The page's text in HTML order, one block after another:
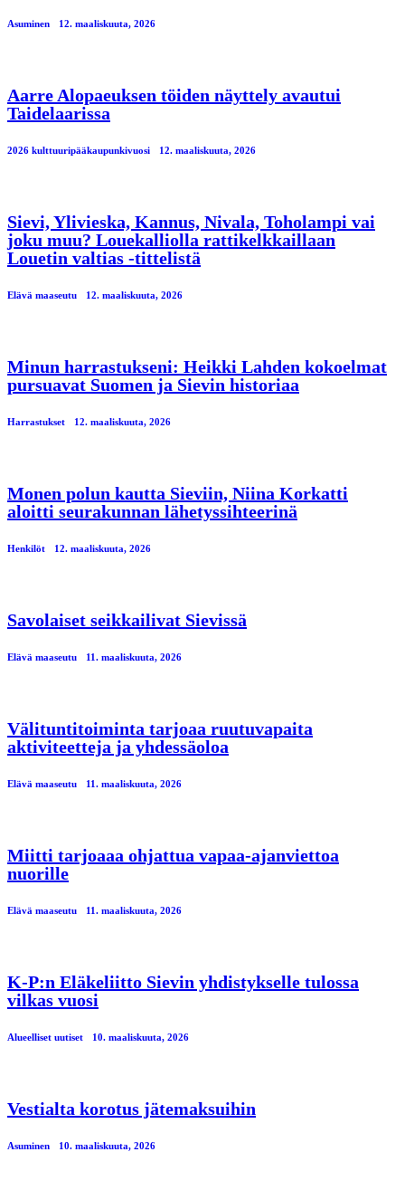
Asuminen 12. maaliskuuta, 2026
Aarre Alopaeuksen töiden näyttely avautui
Taidelaarissa
2026 kulttuuripääkaupunkivuosi 12. maaliskuuta, 2026
Sievi, Ylivieska, Kannus, Nivala, Toholampi vai
joku muu? Louekalliolla rattikelkkaillaan
Louetin valtias -tittelistä
Elävä maaseutu 12. maaliskuuta, 2026
Minun harrastukseni: Heikki Lahden kokoelmat
pursuavat Suomen ja Sievin historiaa
Harrastukset 12. maaliskuuta, 2026
Monen polun kautta Sieviin, Niina Korkatti
aloitti seurakunnan lähetyssihteerinä
Henkilöt 12. maaliskuuta, 2026
Savolaiset seikkailivat Sievissä
Elävä maaseutu 11. maaliskuuta, 2026
Välituntitoiminta tarjoaa ruutuvapaita
aktiviteetteja ja yhdessäoloa
Elävä maaseutu 11. maaliskuuta, 2026
Miitti tarjoaaa ohjattua vapaa-ajanviettoa
nuorille
Elävä maaseutu 11. maaliskuuta, 2026
K-P:n Eläkeliitto Sievin yhdistykselle tulossa
vilkas vuosi
Alueelliset uutiset 10. maaliskuuta, 2026
Vestialta korotus jätemaksuihin
Asuminen 10. maaliskuuta, 2026